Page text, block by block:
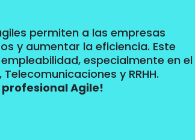
permiten a las empresas
y aumentar la eficiencia. Este
especialmente en el
y RRHH.
profesional Agile!